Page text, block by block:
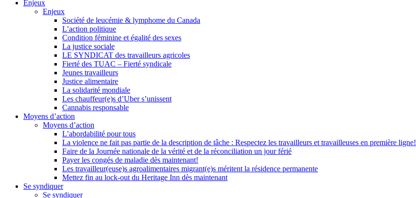
Enjeux
Enjeux
Société de leucémie & lymphome du Canada
L’action politique
Condition féminine et égalité des sexes
La justice sociale
LE SYNDICAT des travailleurs agricoles
Fierté des TUAC – Fierté syndicale
Jeunes travailleurs
Justice alimentaire
La solidarité mondiale
Les chauffeur(e)s d’Uber s’unissent
Cannabis responsable
Moyens d’action
Moyens d’action
L’abordabilité pour tous
La violence ne fait pas partie de la description de tâche : Respectez les travailleurs et travailleuses en première ligne!
Faire de la Journée nationale de la vérité et de la réconciliation un jour férié
Payer les congés de maladie dès maintenant!
Les travailleur(euse)s agroalimentaires migrant(e)s méritent la résidence permanente
Mettez fin au lock-out du Heritage Inn dès maintenant
Se syndiquer
Se syndiquer